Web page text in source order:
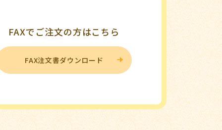
FAXでご注文の方はこちら
FAX注文書ダウンロード